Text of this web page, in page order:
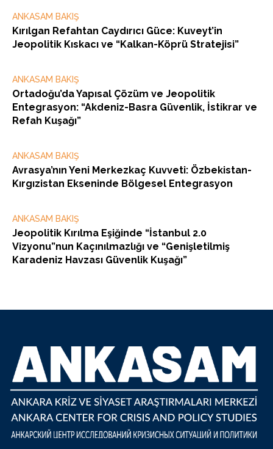
ANKASAM BAKIŞ
Kırılgan Refahtan Caydırıcı Güce: Kuveyt’in
Jeopolitik Kıskacı ve “Kalkan-Köprü Stratejisi”
ANKASAM BAKIŞ
Ortadoğu’da Yapısal Çözüm ve Jeopolitik
Entegrasyon: “Akdeniz-Basra Güvenlik, İstikrar ve
Refah Kuşağı”
ANKASAM BAKIŞ
Avrasya’nın Yeni Merkezkaç Kuvveti: Özbekistan-
Kırgızistan Ekseninde Bölgesel Entegrasyon
ANKASAM BAKIŞ
Jeopolitik Kırılma Eşiğinde “İstanbul 2.0
Vizyonu”nun Kaçınılmazlığı ve “Genişletilmiş
Karadeniz Havzası Güvenlik Kuşağı”